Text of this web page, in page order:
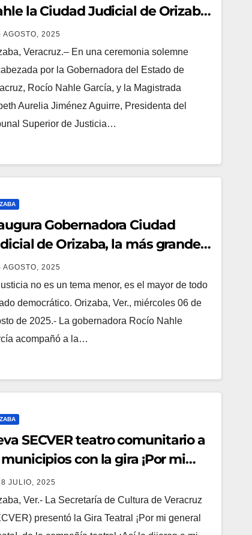
la Ciudad Judicial de Orizaba,
grande del Poder Judicial del
de Veracruz
AGOSTO, 2025
Veracruz.– En una ceremonia solemne
por la Gobernadora del Estado de
Rocío Nahle García, y la Magistrada
Aurelia Jiménez Aguirre, Presidenta del
Superior de Justicia…
Gobernadora Ciudad
de Orizaba, la más grande
estado
AGOSTO, 2025
no es un tema menor, es el mayor de todo
democrático. Orizaba, Ver., miércoles 06 de
de 2025.- La gobernadora Rocío Nahle
acompañó a la…
SECVER teatro comunitario a
municipios con la gira ¡Por mi
Zapata!
JULIO, 2025
Ver.- La Secretaría de Cultura de Veracruz
presentó la Gira Teatral ¡Por mi general